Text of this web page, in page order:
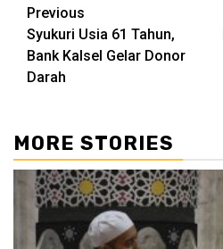
Continue
Reading
Previous
Syukuri Usia 61 Tahun,
Bank Kalsel Gelar Donor
Darah
MORE STORIES